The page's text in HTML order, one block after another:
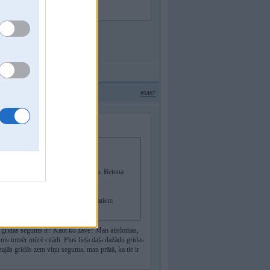
#9487
no granulu katla ieksa grida. Betona
bet fakts, ka ir.
40 caurule verta un ar paaugstinatiem
segums ir? Kaut ko žāvē? Man aizdomas,
tomēr mūrē citādi. Plus liela daļa dažādu grīdas
grīdās zem viņu seguma, man prātā, ka tie ir